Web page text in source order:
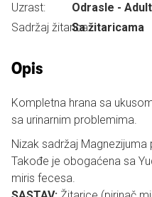
Uzrast:
Odrasle - Adult
Sadržaj žitarica:Sa žitaricama
Opis
Kompletna hrana sa
sa urinarnim problemima.
Nizak sadržaj
Takođe je obogaćena sa
miris fecesa.